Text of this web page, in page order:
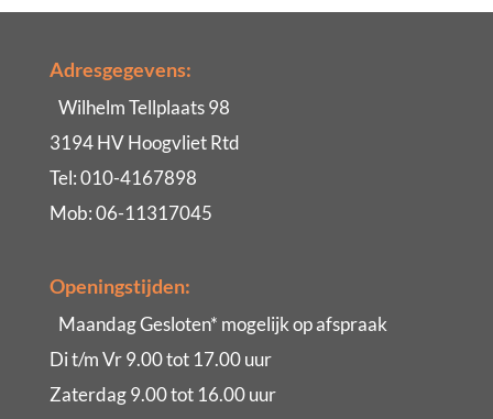
Adresgegevens:
Wilhelm Tellplaats 98
3194 HV Hoogvliet Rtd
Tel: 010-4167898
Mob: 06-11317045
Openingstijden:
Maandag Gesloten* mogelijk op afspraak
Di t/m Vr 9.00 tot 17.00 uur
Zaterdag 9.00 tot 16.00 uur